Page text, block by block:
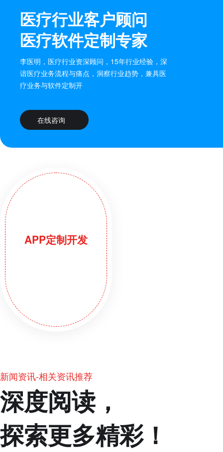
医疗行业客户顾问
医疗软件定制专家
李医明，医疗行业资深顾问，15年行业经验，深
谙医疗业务流程与痛点，洞察行业趋势，兼具医
疗业务与软件定制开
在线咨询
APP定制开发
新闻资讯-相关资讯推荐
深度阅读，
探索更多精彩！